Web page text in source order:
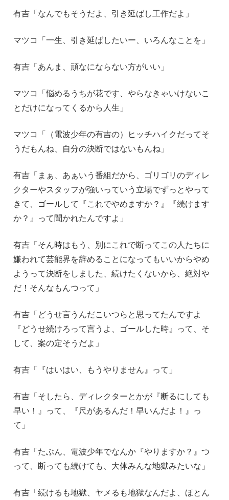
有吉「なんでもそうだよ、引き延ばし工作だよ」
マツコ「一生、引き延ばしたいー、いろんなことを」
有吉「あんま、頑なにならない方がいい」
マツコ「悩めるうちが花です、やらなきゃいけないこ
とだけになってくるから人生」
マツコ「（電波少年の有吉の）ヒッチハイクだってそ
うだもんね、自分の決断ではないもんね」
有吉「まぁ、あぁいう番組だから、ゴリゴリのディレ
クターやスタッフが強いっていう立場でずっとやって
きて、ゴールして『これでやめますか？』『続けます
か？』って聞かれたんですよ」
有吉「そん時はもう、別にこれで断ってこの人たちに
嫌われて芸能界を辞めることになってもいいからやめ
ようって決断をしました、続けたくないから、絶対や
だ！そんなもんつって」
有吉「どうせ言うんだこいつらと思ってたんですよ
『どうせ続けろって言うよ、ゴールした時』って、そ
して、案の定そうだよ」
有吉「『はいはい、もうやりません』って」
有吉「そしたら、ディレクターとかが『断るにしても
早い！』って、『尺があるんだ！早いんだよ！』っ
て」
有吉「たぶん、電波少年でなんか『やりますか？』つ
って、断っても続けても、大体みんな地獄みたいな」
有吉「続けるも地獄、ヤメるも地獄なんだよ、ほとん